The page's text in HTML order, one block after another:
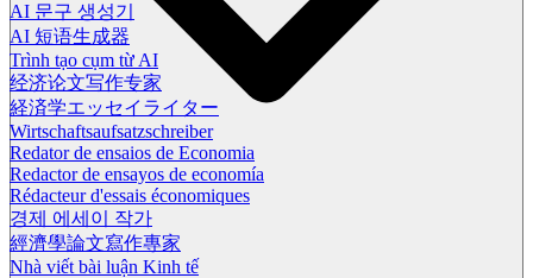
AI 문구 생성기
AI 短语生成器
Trình tạo cụm từ AI
经济论文写作专家
経済学エッセイライター
Wirtschaftsaufsatzschreiber
Redator de ensaios de Economia
Redactor de ensayos de economía
Rédacteur d'essais économiques
경제 에세이 작가
經濟學論文寫作專家
Nhà viết bài luận Kinh tế